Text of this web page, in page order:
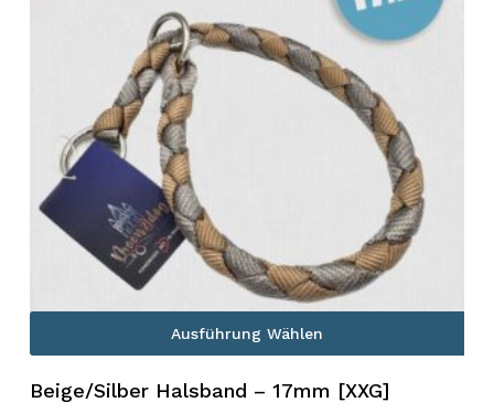
Ausführung Wählen
Beige/Silber Halsband – 17mm [XXG]